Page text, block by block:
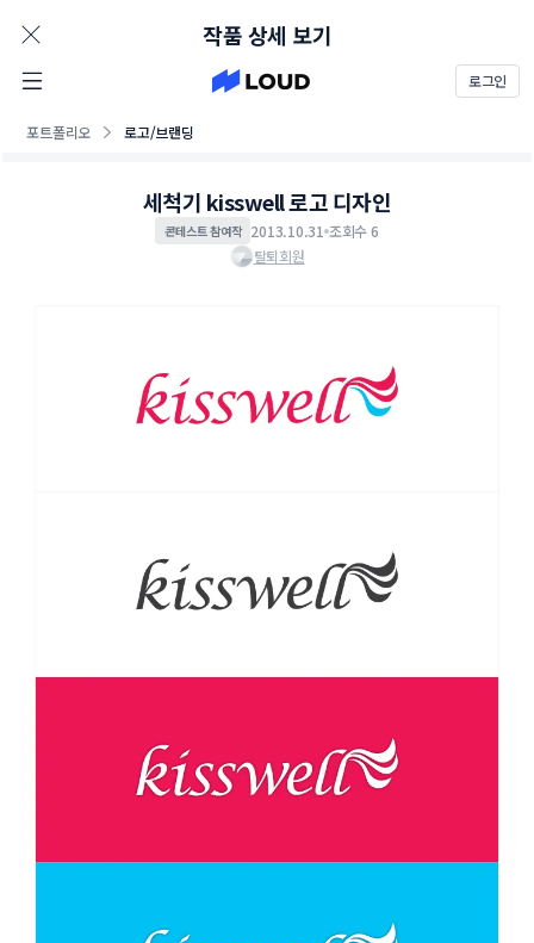
로그인
포트폴리오 로고/브랜딩
작품 상세 보기
세척기 kisswell 로고 디자인
콘테스트 참여작 2013.10.31 조회수 6
탈퇴회원